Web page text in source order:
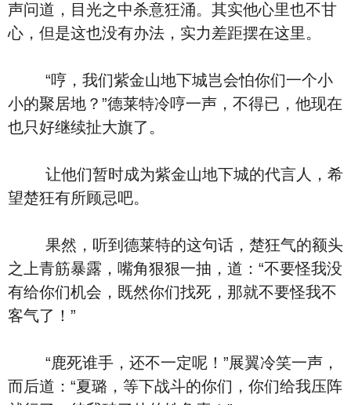
声问道，目光之中杀意狂涌。其实他心里也不甘
心，但是这也没有办法，实力差距摆在这里。
“哼，我们紫金山地下城岂会怕你们一个小
小的聚居地？”德莱特冷哼一声，不得已，他现在
也只好继续扯大旗了。
让他们暂时成为紫金山地下城的代言人，希
望楚狂有所顾忌吧。
果然，听到德莱特的这句话，楚狂气的额头
之上青筋暴露，嘴角狠狠一抽，道：“不要怪我没
有给你们机会，既然你们找死，那就不要怪我不
客气了！”
“鹿死谁手，还不一定呢！”展翼冷笑一声，
而后道：“夏璐，等下战斗的你们，你们给我压阵